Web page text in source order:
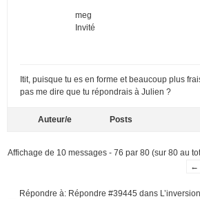
meg
Invité
Itit, puisque tu es en forme et beaucoup plus
pas me dire que tu répondrais à Julien ?
Auteur/e Posts
Affichage de 10 messages - 76 par 80 (sur 80 au
←
Répondre à: Répondre #39445 dans